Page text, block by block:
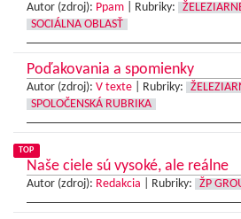
Autor (zdroj): Ppam Rubriky:
SOCIÁLNA OBLASŤ
Poďakovania a spomienky
Autor (zdroj): V texte Rubriky:
SPOLOČENSKÁ RUBRIKA
TOP
Naše ciele sú vysoké, ale reálne
Autor (zdroj): Redakcia Rubriky: ŽP